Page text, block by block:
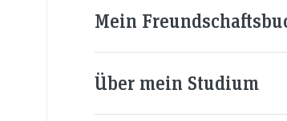
Mein
Über mein Studium